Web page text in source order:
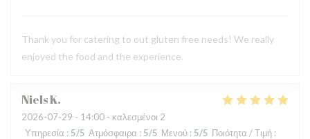
Thank you for catering to out gluten free needs! We really
enjoyed the food and the experience.
NielsK
2026-07-29 - 14:00 - καλεσμένοι 2
Υπηρεσία : 5/5 Ατμόσφαιρα : 5/5 Μενού : 5/5 Ποιότητα / Τιμή :